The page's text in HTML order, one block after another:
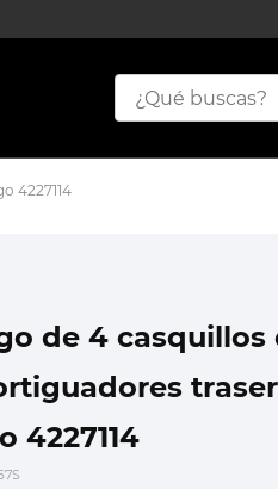
4227114
de 4
4227114